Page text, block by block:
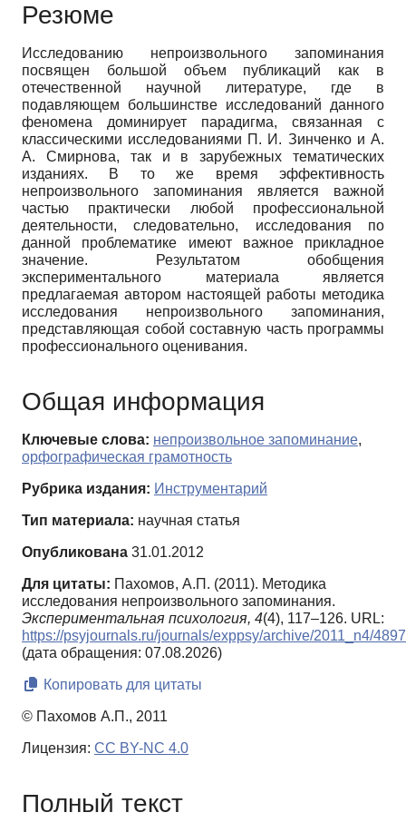
Резюме
Исследованию непроизвольного запоминания
посвящен большой объем публикаций как в
отечественной научной литературе, где в
подавляющем большинстве исследований данного
феномена доминирует парадигма, связанная с
классическими исследованиями П. И. Зинченко и А.
А. Смирнова, так и в зарубежных тематических
изданиях. В то же время эффективность
непроизвольного запоминания является важной
частью практически любой профессиональной
деятельности, следовательно, исследования по
данной проблематике имеют важное прикладное
значение. Результатом обобщения
экспериментального материала является
предлагаемая автором настоящей работы методика
исследования непроизвольного запоминания,
представляющая собой составную часть программы
профессионального оценивания.
Общая информация
Ключевые слова: непроизвольное запоминание,
орфографическая грамотность
Рубрика издания: Инструментарий
Тип материала: научная статья
Опубликована 31.01.2012
Для цитаты: Пахомов, А.П. (2011). Методика
исследования непроизвольного запоминания.
Экспериментальная психология, 4(4), 117–126. URL:
https://psyjournals.ru/journals/exppsy/archive/2011_n4/
(дата обращения: 07.08.2026)
Копировать для цитаты
© Пахомов А.П., 2011
Лицензия: CC BY-NC 4.0
Полный текст